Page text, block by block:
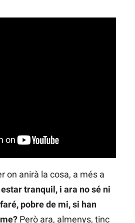
on anirà la cosa, a més a
tranquil, i ara no sé ni
pobre de mi, si han
Però ara, almenys, tinc